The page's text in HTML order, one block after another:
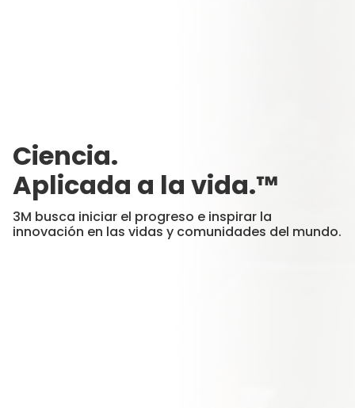
Ciencia.
Aplicada a la vida.™
3M busca iniciar el progreso e inspirar la
innovación en las vidas y comunidades del mundo.